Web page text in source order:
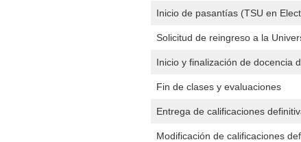
Inicio de pasantías (TSU en
Solicitud de reingreso a la
Inicio y finalización de docencia
Fin de clases y evaluaciones
Entrega de calificaciones
Modificación de calificaciones